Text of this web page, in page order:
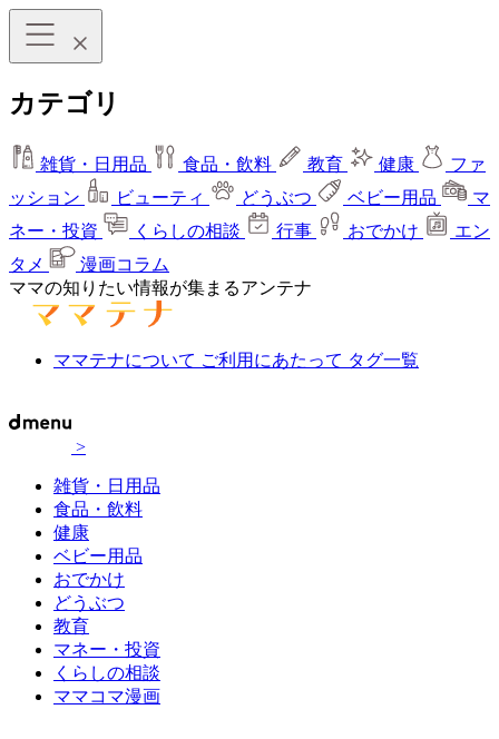
カテゴリ
雑貨・日用品 食品・飲料 教育 健康
ファ
ッション
ビューティ どうぶつ ベビー用品
マ
ネー・投資
くらしの相談 行事 おでかけ
エン
タメ
漫画コラム
ママの知りたい情報が集まるアンテナ
ママテナについて ご利用にあたって タグ一覧
>
雑貨・日用品
食品・飲料
健康
ベビー用品
おでかけ
どうぶつ
教育
マネー・投資
くらしの相談
ママコマ漫画